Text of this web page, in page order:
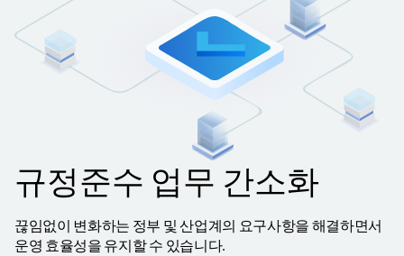
규정준수 업무 간소화
끊임없이 변화하는 정부 및 산업계의 요구사항을 해결하면서
운영 효율성을 유지할 수 있습니다.